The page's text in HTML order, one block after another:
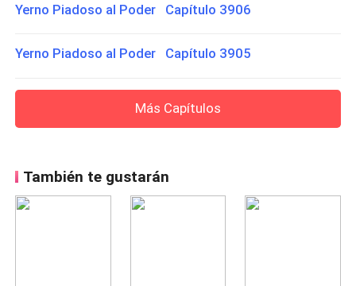
Yerno Piadoso al Poder Capítulo 3906
Yerno Piadoso al Poder Capítulo 3905
Más Capítulos
También te gustarán